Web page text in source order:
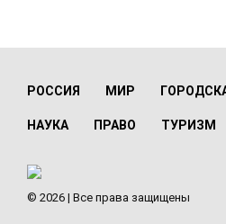
РОССИЯ МИР
НАУКА ПРАВО ТУРИЗМ
© 2026 | Все права защищены